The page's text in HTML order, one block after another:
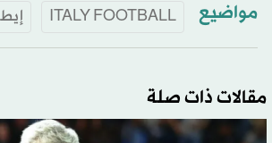
مواضيع ITALY FOOTBALL
مقالات ذات صلة